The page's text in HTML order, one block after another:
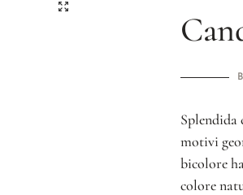
Splendida
motivi
bicolore
colore